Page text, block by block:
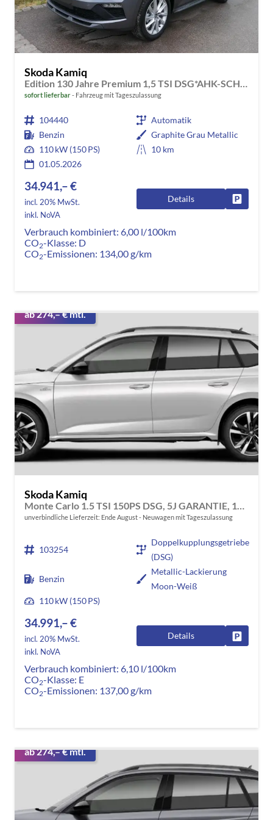
Skoda Kamiq
sofort lieferbar Fahrzeug mit Tageszulassung
104440
Automatik
Benzin
Graphite Grau Metallic
110 kW (150 PS)
10 km
01.05.2026
34.941,– €
incl. 20% MwSt.
inkl. NoVA
Details
Verbrauch kombiniert: 6,00 l/100km
CO2-Klasse: D
CO2-Emissionen: 134,00 g/km
ab 274,– € mtl.
Skoda Kamiq
Monte Carlo 1.5 TSI 150PS DSG, 5J GARANTIE, 18"ALU, METALLIC, ELE. HECKKLAPPE, ANHÄNGERKUPPLUNG, BEH. FRONTSCHEIBE, MATRIX-LED, PANORAMADACH, Sitzheizung, Lenkradhzg, Ladeboden, ACC, SIDE Assist, Virtual Cockpit 10", Parksensoren, Kamera, KESSY, Privacy, Climatronic
unverbindliche Lieferzeit: Ende August Neuwagen mit Tageszulassung
103254
Doppelkupplungsgetriebe
(DSG)
Benzin
Metallic-Lackierung
Moon-Weiß
110 kW (150 PS)
34.991,– €
incl. 20% MwSt.
inkl. NoVA
Details
Verbrauch kombiniert: 6,10 l/100km
CO2-Klasse: E
CO2-Emissionen: 137,00 g/km
ab 274,– € mtl.